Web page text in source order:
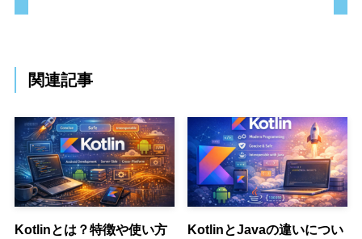
関連記事
Kotlinとは？特徴や使い方 KotlinとJavaの違いについ